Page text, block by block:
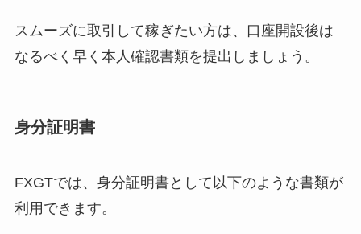
スムーズに取引して稼ぎたい方は、口座開設後は
なるべく早く本人確認書類を提出しましょう。
身分証明書
FXGTでは、身分証明書として以下のような書類が
利用できます。